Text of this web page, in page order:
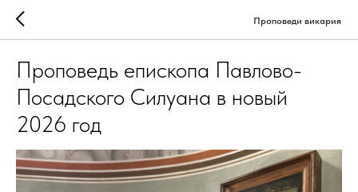
Проповеди викария
Проповедь епископа Павлово-
Посадского Силуана в новый
2026 год